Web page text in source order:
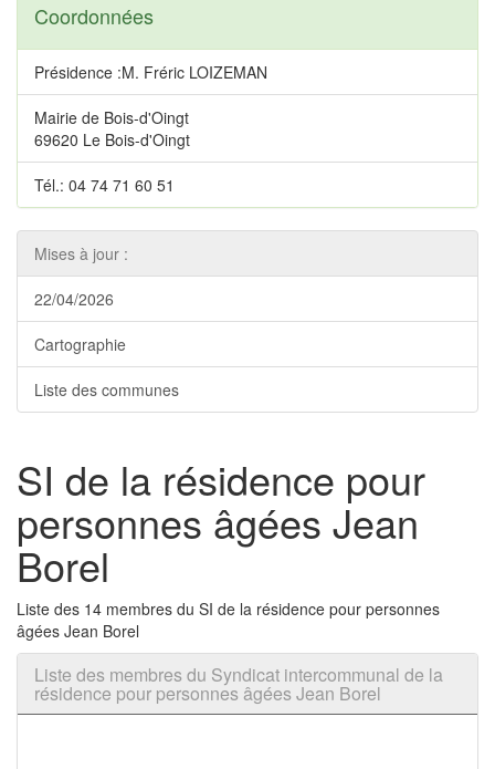
Coordonnées
Présidence :M. Fréric LOIZEMAN
Mairie de Bois-d'Oingt
69620 Le Bois-d'Oingt
Tél.: 04 74 71 60 51
Mises à jour :
22/04/2026
Cartographie
Liste des communes
SI de la résidence pour
personnes âgées Jean
Borel
Liste des 14 membres du SI de la résidence pour personnes
âgées Jean Borel
Liste des membres du Syndicat intercommunal de la
résidence pour personnes âgées Jean Borel